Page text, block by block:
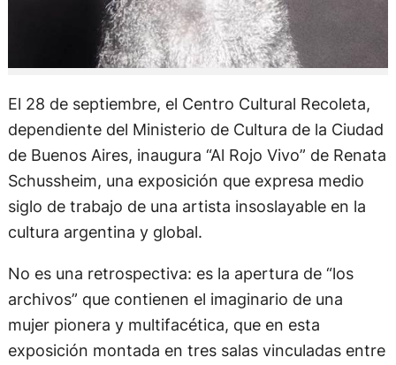
El 28 de septiembre, el Centro Cultural Recoleta,
dependiente del Ministerio de Cultura de la Ciudad
de Buenos Aires, inaugura “Al Rojo Vivo” de Renata
Schussheim, una exposición que expresa medio
siglo de trabajo de una artista insoslayable en la
cultura argentina y global.
No es una retrospectiva: es la apertura de “los
archivos” que contienen el imaginario de una
mujer pionera y multifacética, que en esta
exposición montada en tres salas vinculadas entre